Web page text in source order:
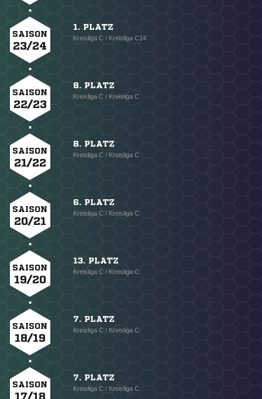
SAISON
23/24
1. PLATZ
Kreisliga C / Kreisliga C14
SAISON
22/23
8. PLATZ
Kreisliga C / Kreisliga C
SAISON
21/22
8. PLATZ
Kreisliga C / Kreisliga C
SAISON
20/21
6. PLATZ
Kreisliga C / Kreisliga C
SAISON
19/20
13. PLATZ
Kreisliga C / Kreisliga C
SAISON
18/19
7. PLATZ
Kreisliga C / Kreisliga C
SAISON
17/18
7. PLATZ
Kreisliga C / Kreisliga C